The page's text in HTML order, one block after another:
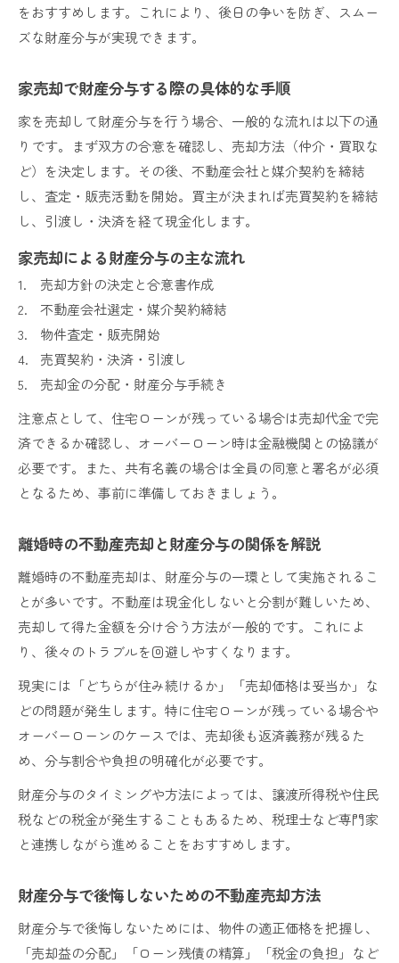
をおすすめします。これにより、後日の争いを防ぎ、スムー
ズな財産分与が実現できます。
家売却で財産分与する際の具体的な手順
家を売却して財産分与を行う場合、一般的な流れは以下の通
りです。まず双方の合意を確認し、売却方法（仲介・買取な
ど）を決定します。その後、不動産会社と媒介契約を締結
し、査定・販売活動を開始。買主が決まれば売買契約を締結
し、引渡し・決済を経て現金化します。
家売却による財産分与の主な流れ
売却方針の決定と合意書作成
不動産会社選定・媒介契約締結
物件査定・販売開始
売買契約・決済・引渡し
売却金の分配・財産分与手続き
注意点として、住宅ローンが残っている場合は売却代金で完
済できるか確認し、オーバーローン時は金融機関との協議が
必要です。また、共有名義の場合は全員の同意と署名が必須
となるため、事前に準備しておきましょう。
離婚時の不動産売却と財産分与の関係を解説
離婚時の不動産売却は、財産分与の一環として実施されるこ
とが多いです。不動産は現金化しないと分割が難しいため、
売却して得た金額を分け合う方法が一般的です。これによ
り、後々のトラブルを回避しやすくなります。
現実には「どちらが住み続けるか」「売却価格は妥当か」な
どの問題が発生します。特に住宅ローンが残っている場合や
オーバーローンのケースでは、売却後も返済義務が残るた
め、分与割合や負担の明確化が必要です。
財産分与のタイミングや方法によっては、譲渡所得税や住民
税などの税金が発生することもあるため、税理士など専門家
と連携しながら進めることをおすすめします。
財産分与で後悔しないための不動産売却方法
財産分与で後悔しないためには、物件の適正価格を把握し、
「売却益の分配」「ローン残債の精算」「税金の負担」など